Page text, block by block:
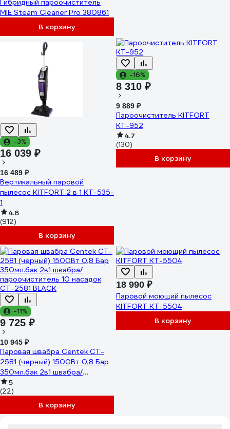
Гибридный пароочиститель
MIE Steam Cleaner Pro 380861
В корзину
-3%
16 039 ₽
16 489 ₽
Вертикальный паровой
пылесос KITFORT 2 в 1 КТ-535-
1
4.6
(912)
В корзину
-16%
8 310 ₽
9 889 ₽
Пароочиститель KITFORT
КТ-952
4.7
(130)
В корзину
-11%
9 725 ₽
10 945 ₽
Паровая швабра Centek CT-
2581 (черный) 1500Вт 0,8 Бар
350мл.бак 2в1 швабра/
пароочиститель 10 насадок
CT-2581 BLACK
5
(22)
В корзину
18 990 ₽
Паровой моющий пылесос
KITFORT КТ-5504
В корзину